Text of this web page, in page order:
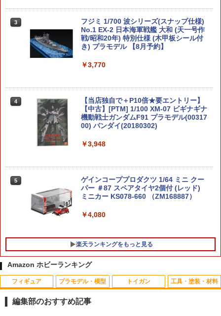
3
フジミ 1/700 波シリーズ(スナップ仕様)
No.1 EX-2 日本海軍戦艦 大和 (天一号作
戦/昭和20年) 特別仕様 (木甲板シール付
き) プラモデル 【8月予約】
￥3,770
4
【当店独自で＋P10倍★要エントリー】
【中古】[PTM] 1/100 XM-07 ビギナギナ
機動戦士ガンダムF91 プラモデル(00317
00) バンダイ(20180302)
￥3,948
5
ゲインコーププロダクツ 1/64 ミニ クー
パー ＃87 スペアタイヤ2個付 (レッド)
ミニカー KS078-660 （ZM168887）
￥4,080
楽天ランキングをもっと見る
1
デスクトップリアルマッコイ ドラゴンボ
ール 06 孫悟空＆ブルマ -限定復刻仕様
版- 完成品フィギュア[メガハウス]《02
1
6連ショットシェルホルダー 排莢式ショ
ットガン XM1014用 カスタムパーツ ポ
ートロード
1
Rapidfire DC1100/20C-2S (A)-T 7.4Vリ
ポバッテリー スティックタイプ T-plug |
41px リポバッテリー lipoバッテリー バ
Amazon ホビーランキング
フィギュア プラモデル・模型 トイガン 工具・塗装・材料
編集部のおすすめ記事